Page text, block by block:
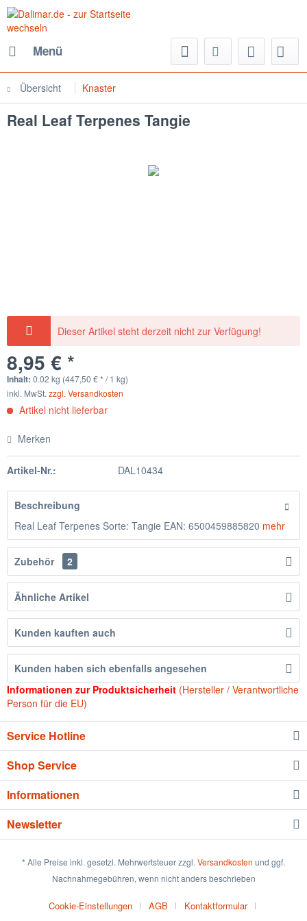
Menü
Übersicht Knaster
Real Leaf Terpenes Tangie
Dieser Artikel steht derzeit nicht zur Verfügung!
8,95 € *
Inhalt: 0.02 kg (447,50 € * / 1 kg)
inkl. MwSt. zzgl. Versandkosten
Artikel nicht lieferbar
Merken
Artikel-Nr.: DAL10434
Beschreibung
Real Leaf Terpenes Sorte: Tangie EAN: 6500459885820 mehr
Zubehör 2
Ähnliche Artikel
Kunden kauften auch
Kunden haben sich ebenfalls angesehen
Informationen zur Produktsicherheit (Hersteller / Verantwortliche
Person für die EU)
Service Hotline
Shop Service
Informationen
Newsletter
* Alle Preise inkl. gesetzl. Mehrwertsteuer zzgl. Versandkosten und ggf.
Nachnahmegebühren, wenn nicht anders beschrieben
Cookie-Einstellungen AGB Kontaktformular